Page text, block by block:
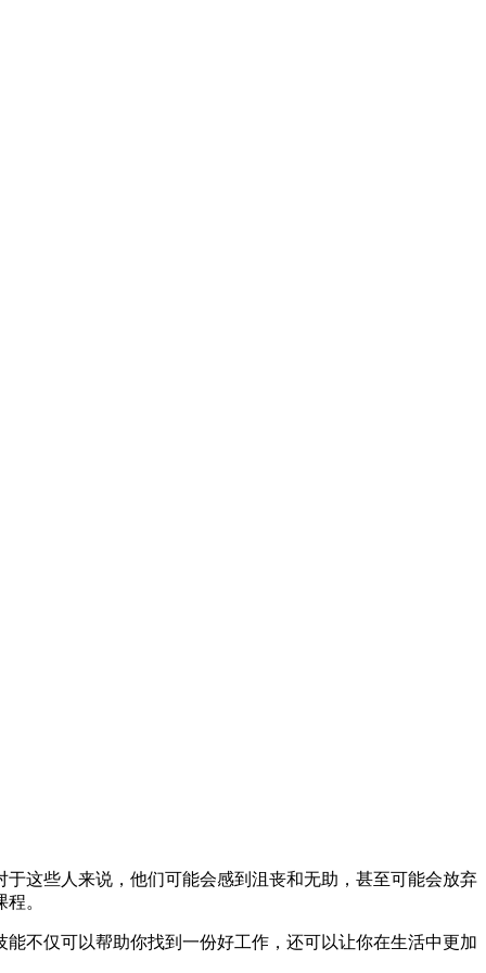
这些人来说，他们可能会感到沮丧和无助，甚至可能会放弃
。
不仅可以帮助你找到一份好工作，还可以让你在生活中更加